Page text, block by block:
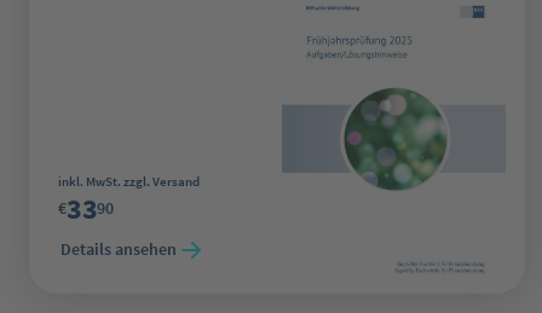
Regulärer Preis:
inkl. MwSt. zzgl. Versand
€3390
Details ansehen